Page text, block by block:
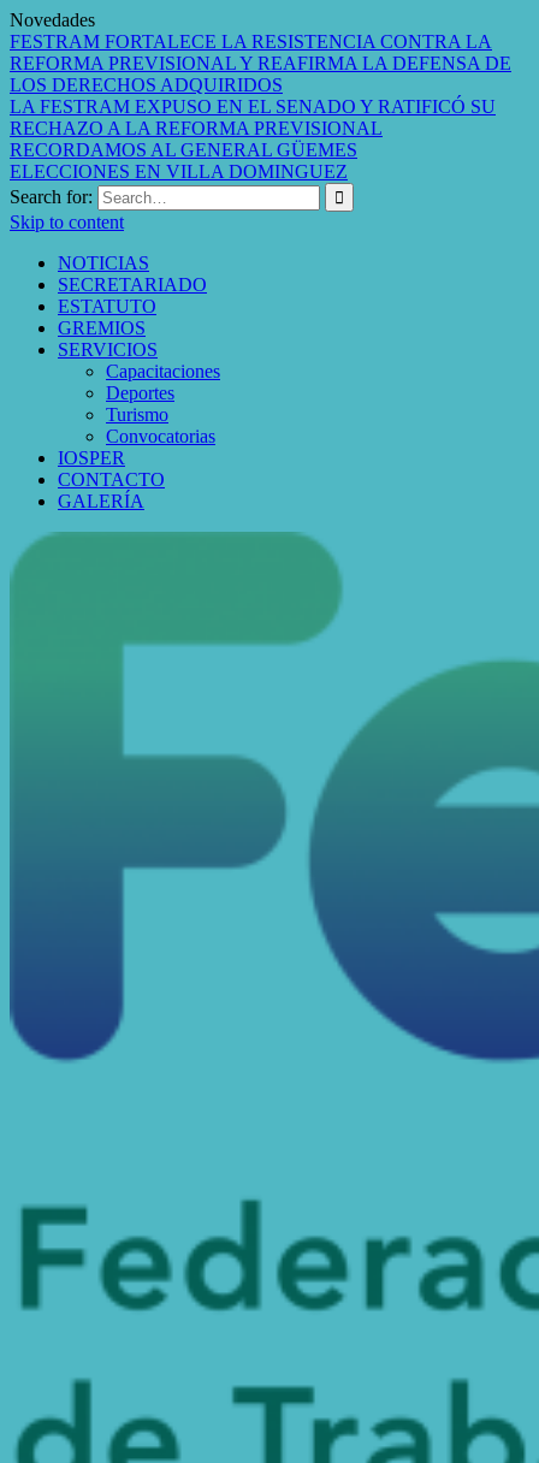
Novedades
FESTRAM FORTALECE LA RESISTENCIA CONTRA LA
REFORMA PREVISIONAL Y REAFIRMA LA DEFENSA DE
LOS DERECHOS ADQUIRIDOS
LA FESTRAM EXPUSO EN EL SENADO Y RATIFICÓ SU
RECHAZO A LA REFORMA PREVISIONAL
RECORDAMOS AL GENERAL GÜEMES
ELECCIONES EN VILLA DOMINGUEZ
Search for:
Skip to content
NOTICIAS
SECRETARIADO
ESTATUTO
GREMIOS
SERVICIOS
Capacitaciones
Deportes
Turismo
Convocatorias
IOSPER
CONTACTO
GALERÍA